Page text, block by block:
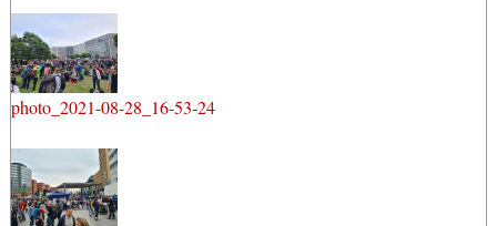
photo_2021-08-28_16-53-24